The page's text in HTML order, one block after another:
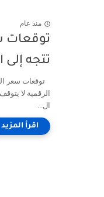
منذ عام
تتجه إلى
الرقمية لا
ال...